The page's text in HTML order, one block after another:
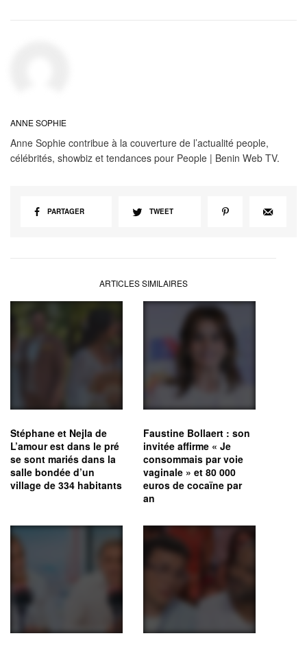
ANNE SOPHIE
Anne Sophie contribue à la couverture de l’actualité people,
célébrités, showbiz et tendances pour People | Benin Web TV.
PARTAGER TWEET
ARTICLES SIMILAIRES
Stéphane et Nejla de
L’amour est dans le pré
se sont mariés dans la
salle bondée d’un
village de 334 habitants
Faustine Bollaert : son
invitée affirme « Je
consommais par voie
vaginale » et 80 000
euros de cocaïne par
an